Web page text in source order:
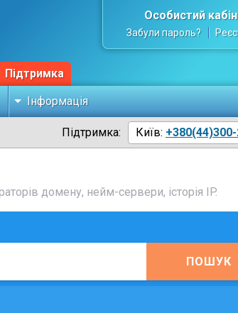
Підтримка
Особистий
Забули пароль?
Інформація
Підтримка: Київ:
домену, нейм-сервери, історія IP.
ПОШУК